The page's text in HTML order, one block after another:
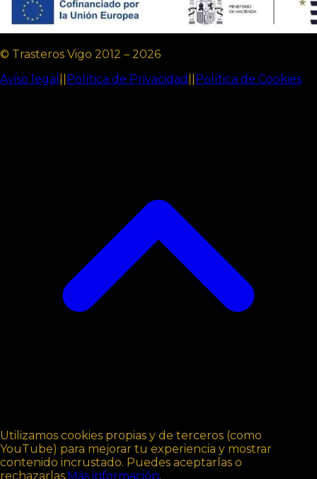
© Trasteros Vigo 2012 – 2026
Aviso legal
Política de Privacidad Política de Cookies
Utilizamos cookies propias y de terceros (como
YouTube) para mejorar tu experiencia y mostrar
contenido incrustado. Puedes aceptarlas o
rechazarlas. Más información.